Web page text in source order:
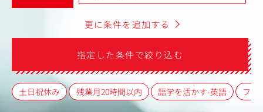
更に条件を追加する
指定した条件で絞り込む
土日祝休み 残業月20時間以内 語学を活かす-英語 フレ